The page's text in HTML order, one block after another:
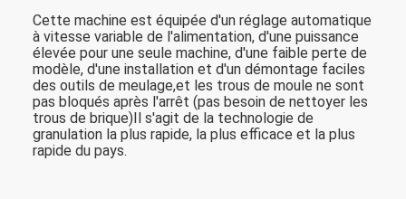
Cette machine est équipée d'un réglage automatique
à vitesse variable de l'alimentation, d'une puissance
élevée pour une seule machine, d'une faible perte de
modèle, d'une installation et d'un démontage faciles
des outils de meulage,et les trous de moule ne sont
pas bloqués après l'arrêt (pas besoin de nettoyer les
trous de brique)Il s'agit de la technologie de
granulation la plus rapide, la plus efficace et la plus
rapide du pays.